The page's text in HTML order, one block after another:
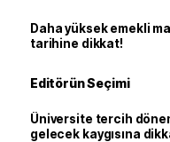
Daha yüksek emekli
tarihine dikkat!
Editörün Seçimi
Üniversite tercih
gelecek kaygısına